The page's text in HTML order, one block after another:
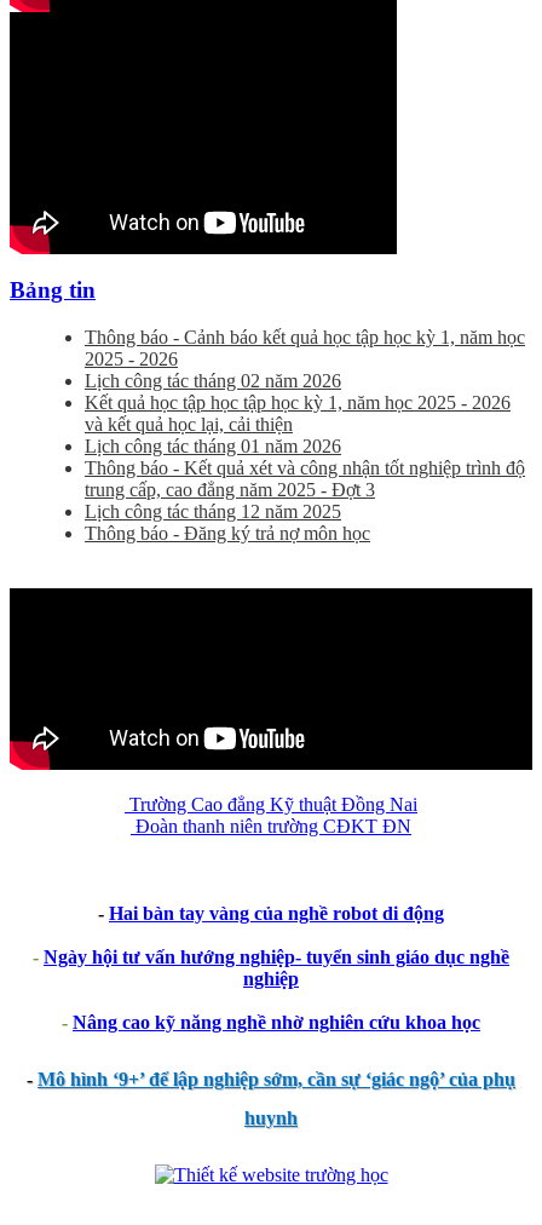
Bảng tin
Thông báo - Cảnh báo kết quả học tập học kỳ 1, năm học
2025 - 2026
Lịch công tác tháng 02 năm 2026
Kết quả học tập học tập học kỳ 1, năm học 2025 - 2026
và kết quả học lại, cải thiện
Lịch công tác tháng 01 năm 2026
Thông báo - Kết quả xét và công nhận tốt nghiệp trình độ
trung cấp, cao đẳng năm 2025 - Đợt 3
Lịch công tác tháng 12 năm 2025
Thông báo - Đăng ký trả nợ môn học
Trường Cao đẳng Kỹ thuật Đồng Nai
Đoàn thanh niên trường CĐKT ĐN
- Hai bàn tay vàng của nghề robot di động
- Ngày hội tư vấn hướng nghiệp- tuyển sinh giáo dục nghề
nghiệp
- Nâng cao kỹ năng nghề nhờ nghiên cứu khoa học
-Mô hình ‘9+’ để lập nghiệp sớm, cần sự ‘giác ngộ’ của phụ
huynh